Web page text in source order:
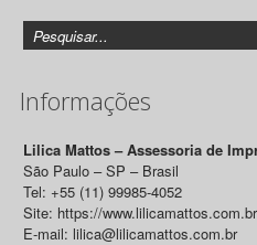
Informações
Lilica Mattos – Assessoria de
São Paulo – SP – Brasil
Tel: +55 (11) 99985-4052
Site: https://www.lilicamattos.com.br
E-mail: lilica@lilicamattos.com.br